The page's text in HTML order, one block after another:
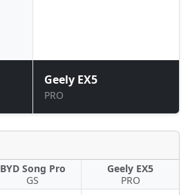
Geely EX5
PRO
BYD Song Pro
GS
Geely EX5
PRO